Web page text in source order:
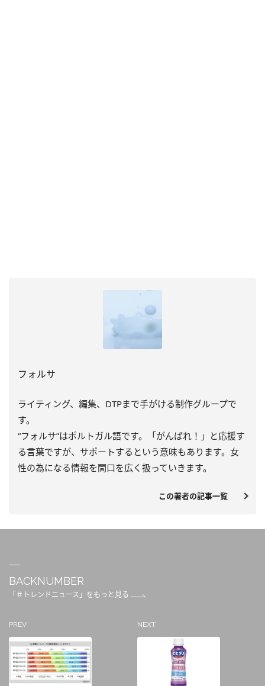
フォルサ
ライティング、編集、DTPまで手がける制作グループで
す。
“フォルサ”はポルトガル語です。「がんばれ！」と応援す
る言葉ですが、サポートするという意味もあります。女
性の為になる情報を間口を広く扱っていきます。
この著者の記事一覧
BACKNUMBER
「＃トレンドニュース」をもっと見る
PREV NEXT